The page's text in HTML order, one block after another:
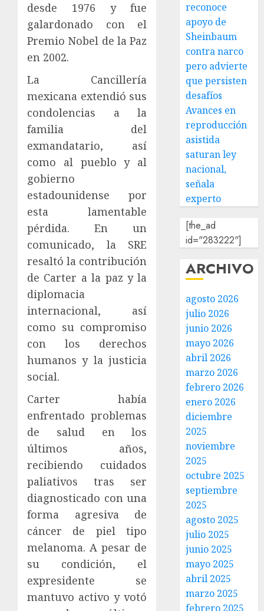
desde 1976 y fue
galardonado con el
Premio Nobel de la Paz
en 2002.
La Cancillería
mexicana extendió sus
condolencias a la
familia del
exmandatario, así
como al pueblo y al
gobierno
estadounidense por
esta lamentable
pérdida. En un
comunicado, la SRE
resaltó la contribución
de Carter a la paz y la
diplomacia
internacional, así
como su compromiso
con los derechos
humanos y la justicia
social.
Carter había
enfrentado problemas
de salud en los
últimos años,
recibiendo cuidados
paliativos tras ser
diagnosticado con una
forma agresiva de
cáncer de piel tipo
melanoma. A pesar de
su condición, el
expresidente se
mantuvo activo y votó
reconoce
apoyo de
Sheinbaum
contra narco
pero advierte
que persisten
desafíos
Avances en
reproducción
asistida
saturan ley
nacional,
señala
experto
[the_ad
id="283222"]
ARCHIVO
agosto 2026
julio 2026
junio 2026
mayo 2026
abril 2026
marzo 2026
febrero 2026
enero 2026
diciembre
2025
noviembre
2025
octubre 2025
septiembre
2025
agosto 2025
julio 2025
junio 2025
mayo 2025
abril 2025
marzo 2025
febrero 2025